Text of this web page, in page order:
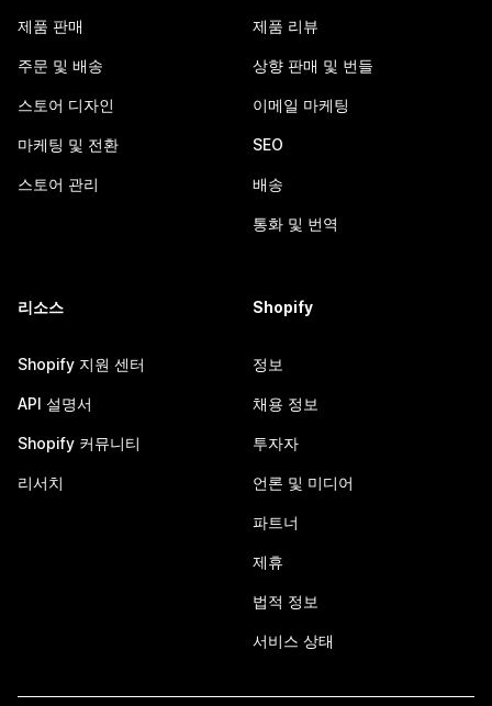
제품 판매
주문 및 배송
스토어 디자인
마케팅 및 전환
스토어 관리
제품 리뷰
상향 판매 및 번들
이메일 마케팅
SEO
배송
통화 및 번역
리소스
Shopify 지원 센터
API 설명서
Shopify 커뮤니티
리서치
Shopify
정보
채용 정보
투자자
언론 및 미디어
파트너
제휴
법적 정보
서비스 상태